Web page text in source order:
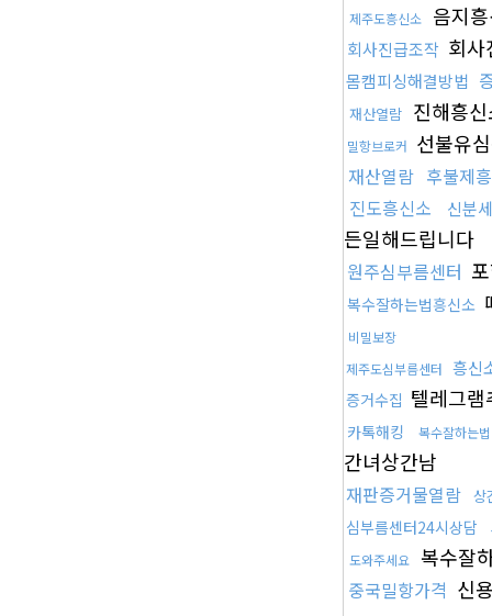
제주도흥신소 음지
회사진급조작 회
몸캠피싱해결방법
재산열람 진해흥
밀항브로커 선불유
재산열람 후불제
진도흥신소
신분
든일해드립니다
원주심부름센터
복수잘하는법흥신소
비밀보장
제주도심부름센터 흥신
증거수집 텔레그
카톡해킹 복수잘하는
간녀상간남
재판증거물열람 상
심부름센터24시상담
도와주세요 복수잘
중국밀항가격 신